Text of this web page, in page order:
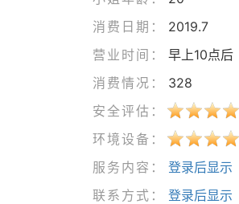
消费日期：
2019.7
营业时间：
早上10点后
消费情况：
328
安全评估：
环境设备：
服务内容：
登录后显示
联系方式：
登录后显示